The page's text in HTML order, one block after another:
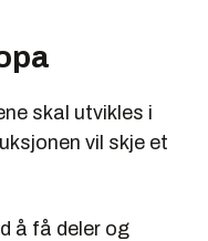
skal utvikles i
vil skje et
å få deler og